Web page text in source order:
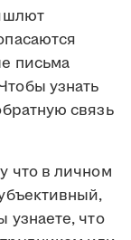
письма
узнать
связь
что в личном
узнаете, что